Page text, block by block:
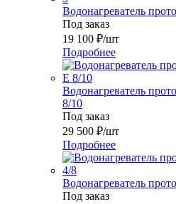
Водонагреватель
Под заказ
19 100 ₽/шт
Подробнее
Водонагреватель
8/10
Под заказ
29 500 ₽/шт
Подробнее
Водонагреватель
Под заказ